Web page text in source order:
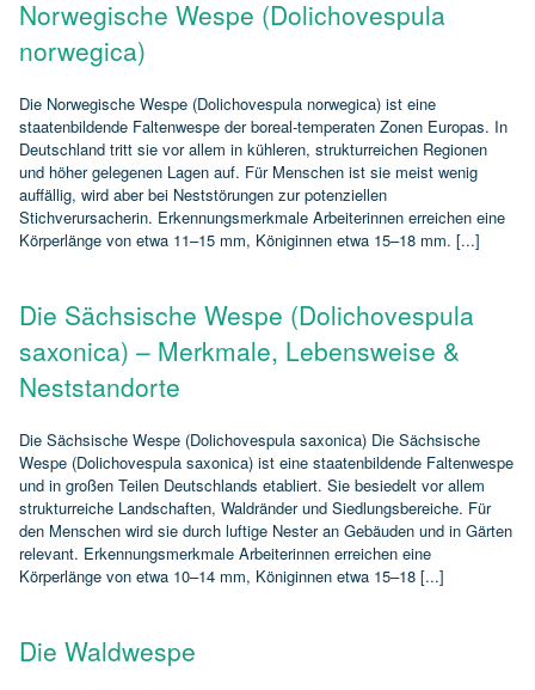
Norwegische Wespe (Dolichovespula
norwegica)
Die Norwegische Wespe (Dolichovespula norwegica) ist eine
staatenbildende Faltenwespe der boreal‑temperaten Zonen Europas. In
Deutschland tritt sie vor allem in kühleren, strukturreichen Regionen
und höher gelegenen Lagen auf. Für Menschen ist sie meist wenig
auffällig, wird aber bei Neststörungen zur potenziellen
Stichverursacherin. Erkennungsmerkmale Arbeiterinnen erreichen eine
Körperlänge von etwa 11–15 mm, Königinnen etwa 15–18 mm. [...]
Die Sächsische Wespe (Dolichovespula
saxonica) – Merkmale, Lebensweise &
Neststandorte
Die Sächsische Wespe (Dolichovespula saxonica) Die Sächsische
Wespe (Dolichovespula saxonica) ist eine staatenbildende Faltenwespe
und in großen Teilen Deutschlands etabliert. Sie besiedelt vor allem
strukturreiche Landschaften, Waldränder und Siedlungsbereiche. Für
den Menschen wird sie durch luftige Nester an Gebäuden und in Gärten
relevant. Erkennungsmerkmale Arbeiterinnen erreichen eine
Körperlänge von etwa 10–14 mm, Königinnen etwa 15–18 [...]
Die Waldwespe